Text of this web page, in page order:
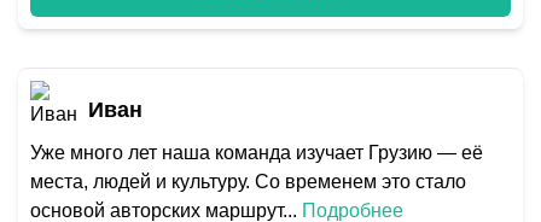
Иван
Уже много лет наша команда изучает Грузию — её
места, людей и культуру. Со временем это стало
основой авторских маршрут... Подробнее